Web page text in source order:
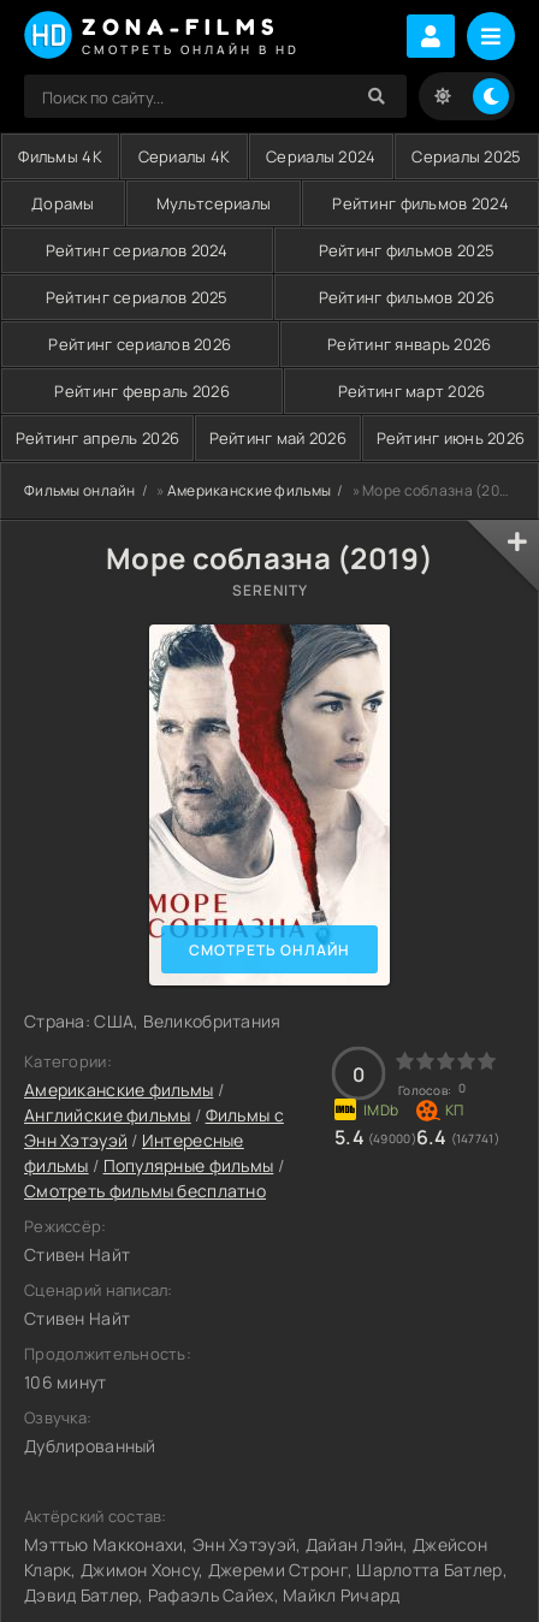
ZONA-FILMS
СМОТРЕТЬ ОНЛАЙН В HD
Фильмы 4K Сериалы 4K Сериалы 2024 Сериалы 2025
Дорамы Мультсериалы Рейтинг фильмов 2024
Рейтинг сериалов 2024 Рейтинг фильмов 2025
Рейтинг сериалов 2025 Рейтинг фильмов 2026
Рейтинг сериалов 2026 Рейтинг январь 2026
Рейтинг февраль 2026 Рейтинг март 2026
Рейтинг апрель 2026 Рейтинг май 2026 Рейтинг июнь 2026
Фильмы онлайн » Американские фильмы » Море соблазна (2019)
Море соблазна (2019)
SERENITY
СМОТРЕТЬ ОНЛАЙН
Страна: США, Великобритания
Категории:
Американские фильмы /
Английские фильмы / Фильмы c
Энн Хэтэуэй / Интересные
фильмы / Популярные фильмы /
Смотреть фильмы бесплатно
Режиссёр:
Стивен Найт
Сценарий написал:
Стивен Найт
Продолжительность:
106 минут
Озвучка:
Дублированный
0
Голосов: 0
5.4 (49000)6.4 (147741)
Актёрский состав:
Мэттью Макконахи, Энн Хэтэуэй, Дайан Лэйн, Джейсон
Кларк, Джимон Хонсу, Джереми Стронг, Шарлотта Батлер,
Дэвид Батлер, Рафаэль Сайех, Майкл Ричард